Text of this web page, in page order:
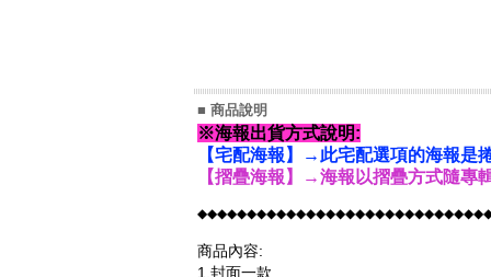
■ 商品說明
※海報出貨方式說明:
【宅配海報】→此宅配選項的海報是
【摺疊海報】→海報以摺疊方式隨專
商品內容:
1.封面一款